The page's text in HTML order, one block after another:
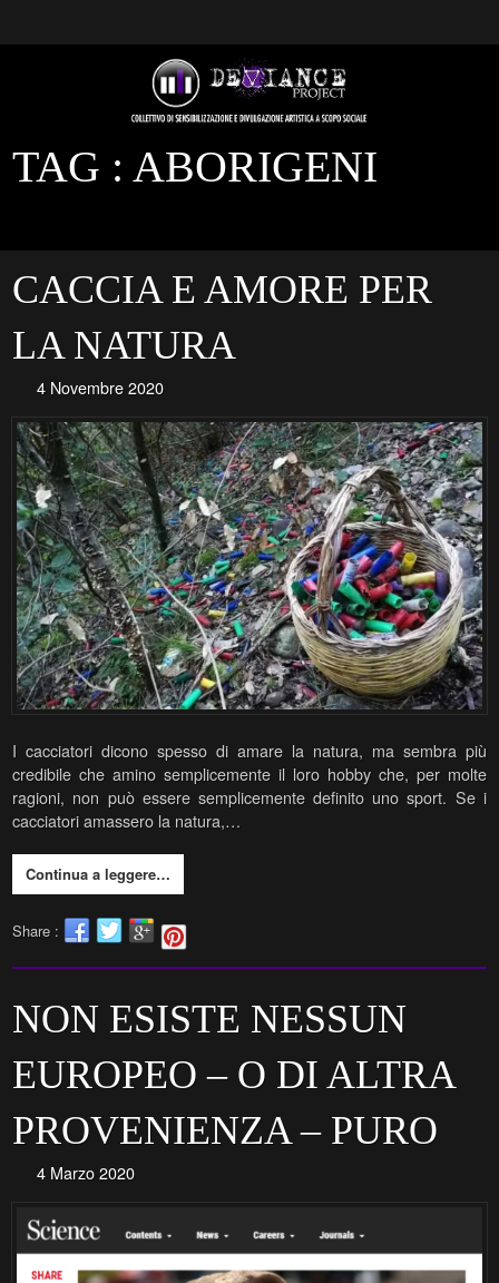
TAG :ABORIGENI
CACCIA E AMORE PER
LA NATURA
4 Novembre 2020
I cacciatori dicono spesso di amare la natura, ma sembra più
credibile che amino semplicemente il loro hobby che, per molte
ragioni, non può essere semplicemente definito uno sport. Se i
cacciatori amassero la natura,…
Continua a leggere…
Share :
NON ESISTE NESSUN
EUROPEO – O DI ALTRA
PROVENIENZA – PURO
4 Marzo 2020